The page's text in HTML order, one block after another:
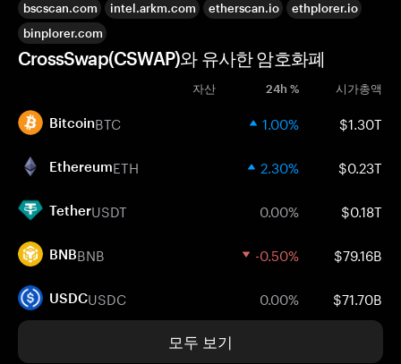
bscscan.com intel.arkm.com etherscan.io
ethplorer.io
binplorer.com
CrossSwap(CSWAP)와 유사한 암호화폐
자산 24h % 시가총액
BitcoinBTC 1.00% $1.30T
EthereumETH 2.30% $0.23T
TetherUSDT 0.00% $0.18T
BNBBNB -0.50% $79.16B
USDCUSDC 0.00% $71.70B
모두 보기